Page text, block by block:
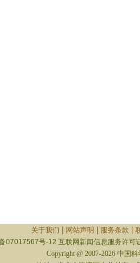
关于我们 网站声明 服务条款
07017567号-12 互联网新闻信息服务许可
Copyright @ 2007-2026 中国